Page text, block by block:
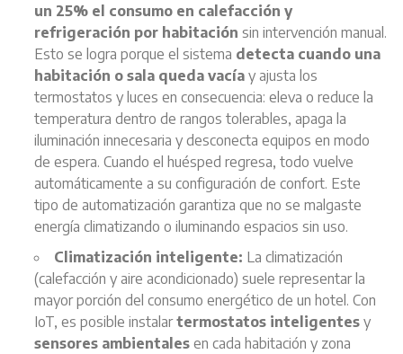
un 25% el consumo en calefacción y
refrigeración por habitación sin intervención manual.
Esto se logra porque el sistema detecta cuando una
habitación o sala queda vacíay ajusta los
termostatos y luces en consecuencia: eleva o reduce la
temperatura dentro de rangos tolerables, apaga la
iluminación innecesaria y desconecta equipos en modo
de espera. Cuando el huésped regresa, todo vuelve
automáticamente a su configuración de confort. Este
tipo de automatización garantiza que no se malgaste
energía climatizando o iluminando espacios sin uso.
Climatización inteligente: La climatización
(calefacción y aire acondicionado) suele representar la
mayor porción del consumo energético de un hotel. Con
IoT, es posible instalartermostatos inteligentesy
sensores ambientalesen cada habitación y zona